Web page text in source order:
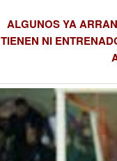
ALGUNOS YA
TIENEN NI